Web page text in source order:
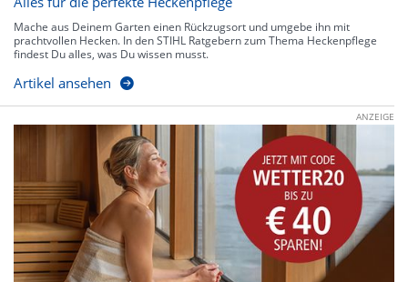
Mache aus Deinem Garten einen Rückzugsort und umgebe ihn mit
prachtvollen Hecken. In den STIHL Ratgebern zum Thema Heckenpflege
findest Du alles, was Du wissen musst.
Artikel ansehen
ANZEIGE